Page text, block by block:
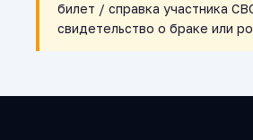
билет / справка участника
свидетельство о браке или